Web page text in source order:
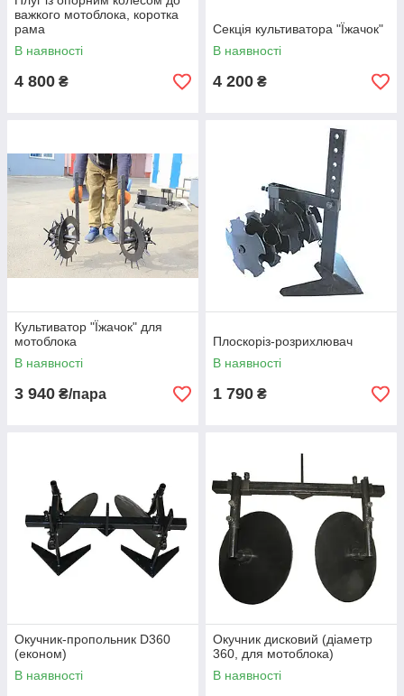
важкого мотоблока, коротка
рама
В наявності
4 800 ₴
Секція культиватора "Їжачок"
В наявності
4 200 ₴
Культиватор "Їжачок" для
мотоблока
В наявності
3 940 ₴/пара
Плоскоріз-розрихлювач
В наявності
1 790 ₴
Окучник-пропольник D360
(економ)
В наявності
Окучник дисковий (діаметр
360, для мотоблока)
В наявності